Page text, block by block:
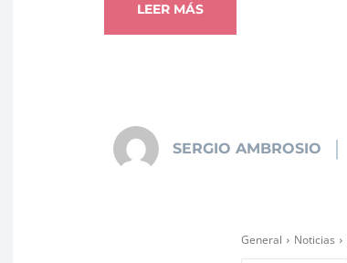
LEER MÁS
SERGIO AMBROSIO
General Noticias